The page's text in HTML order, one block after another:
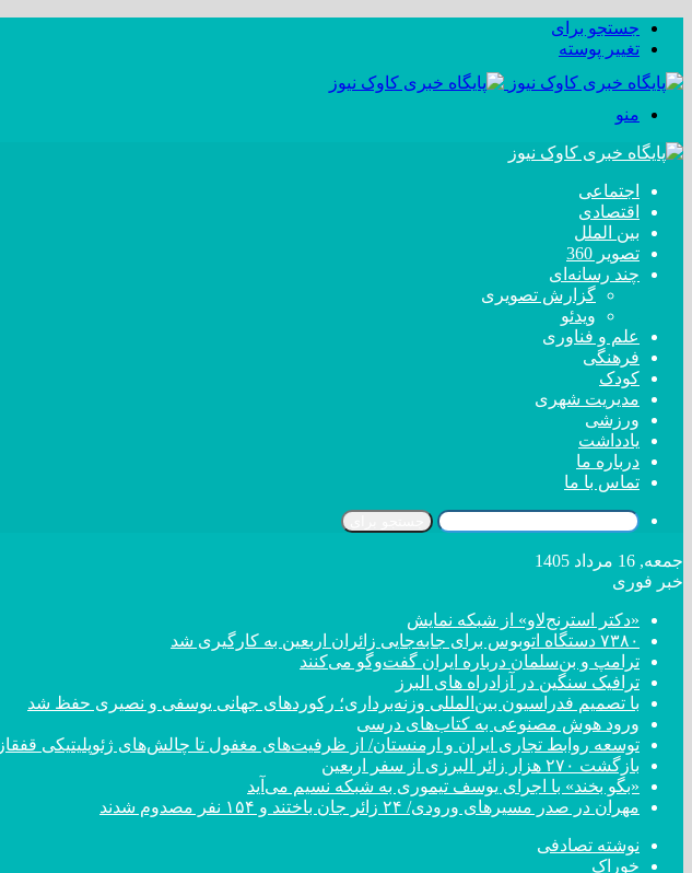
جستجو برای
تغییر پوسته
منو
اجتماعی
اقتصادی
بین الملل
تصویر 360
چند رسانه‌ای
گزارش تصویری
ویدئو
علم و فناوری
فرهنگی
کودک
مدیریت شهری
ورزشی
یادداشت
درباره ما
تماس با ما
جمعه, 16 مرداد 1405
خبر فوری
«دکتر استرنج‌لاو» از شبکه نمایش
۷۳۸۰ دستگاه اتوبوس برای جابه‌جایی زائران اربعین به کارگیری شد
ترامپ و بن‌سلمان درباره ایران گفت‌و‌گو می‌کنند
ترافیک سنگین در آزادراه های البرز
با تصمیم فدراسیون بین‌المللی وزنه‌برداری؛ رکورد‌های جهانی یوسفی و نصیری حفظ شد
ورود هوش مصنوعی به کتاب‌های درسی
توسعه روابط تجاری ایران و ارمنستان/ از ظرفیت‌های مغفول تا چالش‌های ژئوپلیتیکی قفقاز
بازگشت ۲۷۰ هزار زائر البرزی از سفر اربعین
«بگو بخند» با اجرای یوسف تیموری به شبکه نسیم می‌آید
مهران در صدر مسیر‌های ورودی/ ۲۴ زائر جان باختند و ۱۵۴ نفر مصدوم شدند
نوشته تصادفی
خوراک